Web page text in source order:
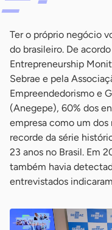
Ter o próprio negócio
do brasileiro. De
Entrepreneurship
Sebrae e pela
Empreendedorismo e
(Anegepe), 60% dos
empresa como um dos
recorde da série
23 anos no Brasil. Em
também havia
entrevistados